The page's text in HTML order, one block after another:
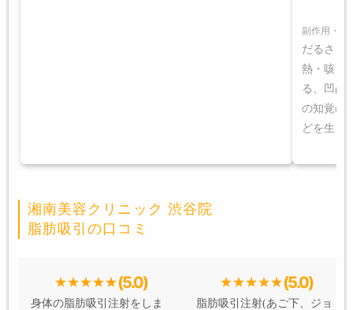
副作用・リ
だるさ・
熱・咳・
る、凹凸
の知覚の
どを生じ
湘南美容クリニック 渋谷院
脂肪吸引の口コミ
(5.0)
身体の脂肪吸引注射をしま
(5.0)
脂肪吸引注射(あご下、ジョ